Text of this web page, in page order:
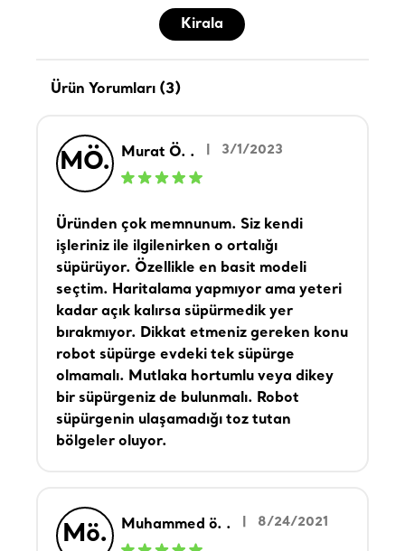
Kirala
Ürün Yorumları (3)
MÖ. Murat Ö. . 3/1/2023
Üründen çok memnunum. Siz kendi
işleriniz ile ilgilenirken o ortalığı
süpürüyor. Özellikle en basit modeli
seçtim. Haritalama yapmıyor ama yeteri
kadar açık kalırsa süpürmedik yer
bırakmıyor. Dikkat etmeniz gereken konu
robot süpürge evdeki tek süpürge
olmamalı. Mutlaka hortumlu veya dikey
bir süpürgeniz de bulunmalı. Robot
süpürgenin ulaşamadığı toz tutan
bölgeler oluyor.
Mö. Muhammed ö. . 8/24/2021